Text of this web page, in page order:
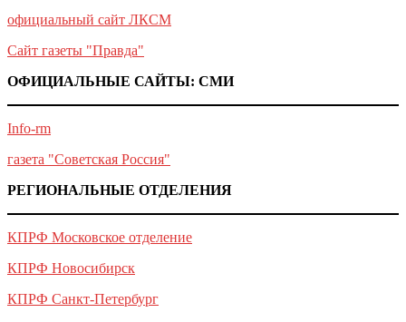
официальный сайт ЛКСМ
Сайт газеты "Правда"
ОФИЦИАЛЬНЫЕ САЙТЫ: СМИ
Info-rm
газета "Советская Россия"
РЕГИОНАЛЬНЫЕ ОТДЕЛЕНИЯ
КПРФ Московское отделение
КПРФ Новосибирск
КПРФ Санкт-Петербург